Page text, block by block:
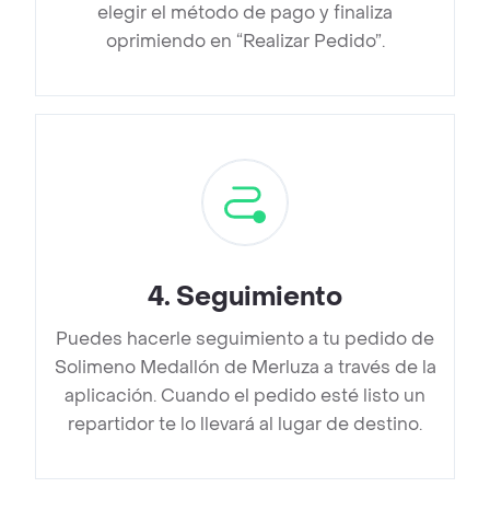
elegir el método de pago y finaliza
oprimiendo en “Realizar Pedido”.
4. Seguimiento
Puedes hacerle seguimiento a tu pedido de
Solimeno Medallón de Merluza a través de la
aplicación. Cuando el pedido esté listo un
repartidor te lo llevará al lugar de destino.